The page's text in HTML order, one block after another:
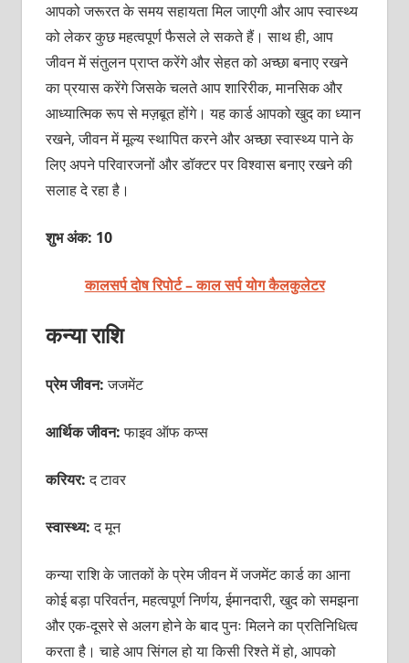
आपको जरूरत के समय सहायता मिल जाएगी और आप स्वास्थ्य
को लेकर कुछ महत्वपूर्ण फैसले ले सकते हैं। साथ ही, आप
जीवन में संतुलन प्राप्त करेंगे और सेहत को अच्छा बनाए रखने
का प्रयास करेंगे जिसके चलते आप शारिरीक, मानसिक और
आध्यात्मिक रूप से मज़बूत होंगे। यह कार्ड आपको खुद का ध्यान
रखने, जीवन में मूल्य स्थापित करने और अच्छा स्वास्थ्य पाने के
लिए अपने परिवारजनों और डॉक्टर पर विश्वास बनाए रखने की
सलाह दे रहा है।
शुभ अंक: 10
कालसर्प दोष रिपोर्ट – काल सर्प योग कैलकुलेटर
कन्या राशि
प्रेम जीवन:जजमेंट
आर्थिक जीवन:फाइव ऑफ कप्स
करियर:द टावर
स्वास्थ्य:द मून
कन्या राशि के जातकों के प्रेम जीवन में जजमेंट कार्ड का आना
कोई बड़ा परिवर्तन, महत्वपूर्ण निर्णय, ईमानदारी, खुद को समझना
और एक-दूसरे से अलग होने के बाद पुनः मिलने का प्रतिनिधित्व
करता है। चाहे आप सिंगल हो या किसी रिश्ते में हो, आपको